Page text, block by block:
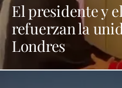
El presidente y
refuerzan la
Londres